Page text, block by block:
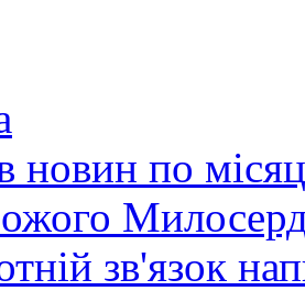
новин по
зв'язок